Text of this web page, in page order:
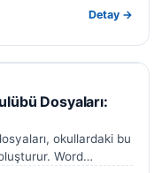
Detay →
Dosyaları:
okullardaki bu
Word